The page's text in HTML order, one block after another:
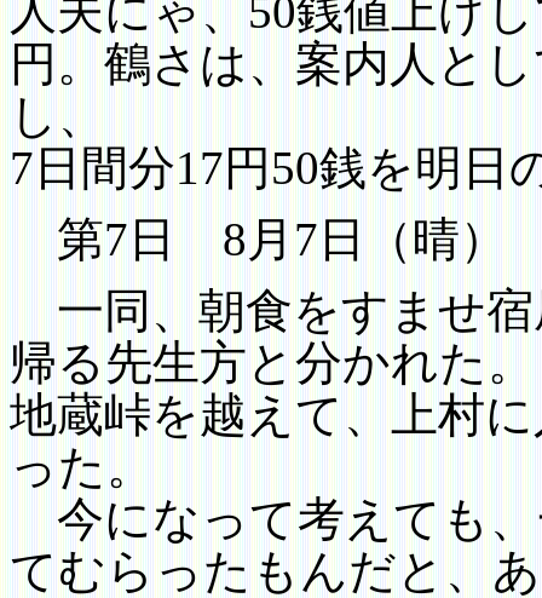
人夫にゃ、 50銭値上げ
円。 鶴さは、案内人と
し、
7 日間分17円 50銭を明日
第7 日 8 月 7 日（晴）
一同、朝食をすませ宿
帰る先生方と分かれた。
地蔵峠を越えて、上村
った。
今になって考えても
てむらったもんだと 、